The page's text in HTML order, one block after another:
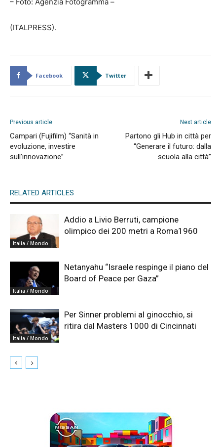
(ITALPRESS).
Facebook Twitter
Previous article
Campari (Fujifilm) “Sanità in
evoluzione, investire
sull’innovazione”
Next article
Partono gli Hub in città per
“Generare il futuro: dalla
scuola alla città”
RELATED ARTICLES
Italia / Mondo
Addio a Livio Berruti, campione
olimpico dei 200 metri a Roma1960
Italia / Mondo
Netanyahu “Israele respinge il piano del
Board of Peace per Gaza”
Italia / Mondo
Per Sinner problemi al ginocchio, si
ritira dal Masters 1000 di Cincinnati